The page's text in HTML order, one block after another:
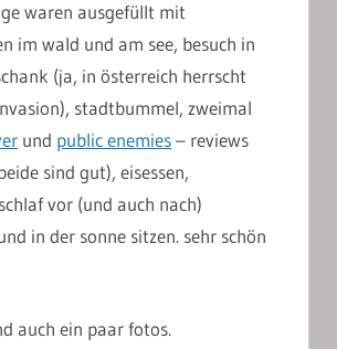
waren ausgefüllt mit
im wald und am see, besuch in
(ja, in österreich herrscht
stadtbummel, zweimal
und public enemies– reviews
sind gut), eisessen,
vor (und auch nach)
in der sonne sitzen. sehr schön
auch ein paar fotos.